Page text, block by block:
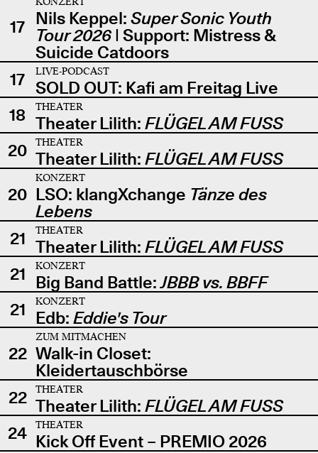
17 Nils Keppel: Super Sonic Youth
Tour 2026| Support: Mistress &
Suicide Catdoors
17
LIVE-PODCAST
SOLD OUT: Kafi am Freitag Live
18
THEATER
Theater Lilith: FLÜGEL AM FUSS
20
THEATER
Theater Lilith: FLÜGEL AM FUSS
20
KONZERT
LSO: klangXchange Tänze des
Lebens
21
THEATER
Theater Lilith: FLÜGEL AM FUSS
21
KONZERT
Big Band Battle:JBBB vs. BBFF
21
KONZERT
Edb: Eddie's Tour
22
ZUM MITMACHEN
Walk-in Closet:
Kleidertauschbörse
22
THEATER
Theater Lilith: FLÜGEL AM FUSS
24
THEATER
Kick Off Event – PREMIO 2026